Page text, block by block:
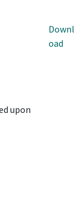
upon
Downl
oad